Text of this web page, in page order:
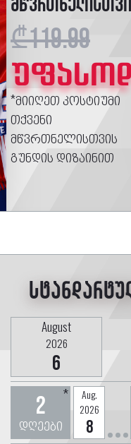
₾119.99
*მიიღეთ კოსტიუმი
თქვენი
მწვრთნელისთვის
გუნდის დიზაინით
August
2026
6
2
დღეები
*
Aug.
2026
8